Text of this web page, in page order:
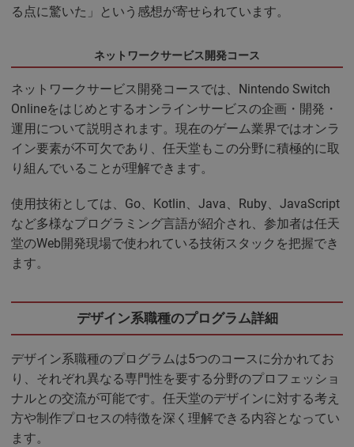
る点に驚いた」という感想が寄せられています。
ネットワークサービス開発コース
ネットワークサービス開発コースでは、Nintendo Switch
Onlineをはじめとするオンラインサービスの企画・開発・
運用について説明されます。現在のゲーム業界ではオンラ
イン要素が不可欠であり、任天堂もこの分野に積極的に取
り組んでいることが理解できます。
使用技術としては、Go、Kotlin、Java、Ruby、JavaScript
など多様なプログラミング言語が紹介され、参加者は任天
堂のWeb開発現場で使われている技術スタックを把握でき
ます。
デザイン系職種のプログラム詳細
デザイン系職種のプログラムは5つのコースに分かれてお
り、それぞれ異なる専門性を要する分野のプロフェッショ
ナルとの交流が可能です。任天堂のデザインに対する考え
方や制作プロセスの特徴を深く理解できる内容となってい
ます。